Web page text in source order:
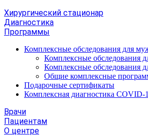
Хирургический стационар
Диагностика
Программы
Комплексные обследования для
Комплексные обследования
Комплексные обследования
Общие комплексные
Подарочные сертификаты
Комплексная диагностика
Врачи
Пациентам
О центре